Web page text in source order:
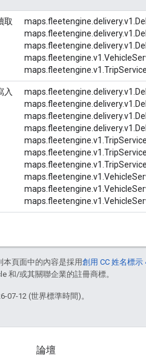
取
入
本頁面中的內容是採用創用 CC 姓名標示
和/或其關聯企業的註冊商標。
07-12 (世界標準時間)。
論壇